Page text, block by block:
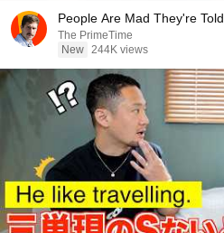
People Are Mad They're
The PrimeTime
New 244K views